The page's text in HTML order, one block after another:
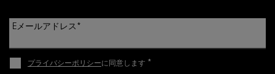
Eメールアドレス *
プライバシーポリシーに同意します *